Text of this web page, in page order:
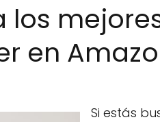
los
en
Si estás